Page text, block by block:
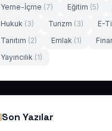
Yeme-İçme (7) Eğitim (5)
Hukuk (3) Turizm (3) E-
Tanıtım (2) Emlak (1)
Yayıncılık (1)
Son Yazılar